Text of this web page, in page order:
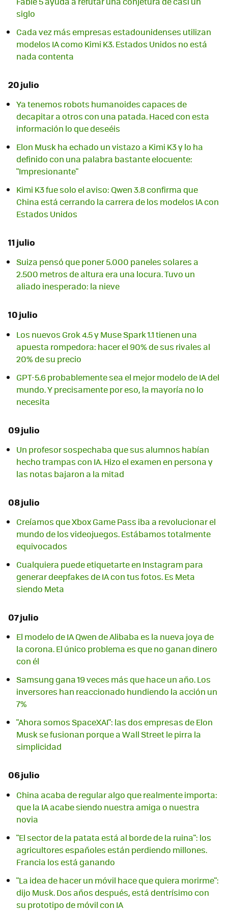
siglo
Cada vez más empresas estadounidenses utilizan
modelos IA como Kimi K3. Estados Unidos no está
nada contenta
20 julio
Ya tenemos robots humanoides capaces de
decapitar a otros con una patada. Haced con esta
información lo que deseéis
Elon Musk ha echado un vistazo a Kimi K3 y lo ha
definido con una palabra bastante elocuente:
"Impresionante"
Kimi K3 fue solo el aviso: Qwen 3.8 confirma que
China está cerrando la carrera de los modelos IA con
Estados Unidos
11 julio
Suiza pensó que poner 5.000 paneles solares a
2.500 metros de altura era una locura. Tuvo un
aliado inesperado: la nieve
10 julio
Los nuevos Grok 4.5 y Muse Spark 1.1 tienen una
apuesta rompedora: hacer el 90% de sus rivales al
20% de su precio
GPT-5.6 probablemente sea el mejor modelo de IA del
mundo. Y precisamente por eso, la mayoría no lo
necesita
09 julio
Un profesor sospechaba que sus alumnos habían
hecho trampas con IA. Hizo el examen en persona y
las notas bajaron a la mitad
08 julio
Creíamos que Xbox Game Pass iba a revolucionar el
mundo de los videojuegos. Estábamos totalmente
equivocados
Cualquiera puede etiquetarte en Instagram para
generar deepfakes de IA con tus fotos. Es Meta
siendo Meta
07 julio
El modelo de IA Qwen de Alibaba es la nueva joya de
la corona. El único problema es que no ganan dinero
con él
Samsung gana 19 veces más que hace un año. Los
inversores han reaccionado hundiendo la acción un
7%
"Ahora somos SpaceXAI": las dos empresas de Elon
Musk se fusionan porque a Wall Street le pirra la
simplicidad
06 julio
China acaba de regular algo que realmente importa:
que la IA acabe siendo nuestra amiga o nuestra
novia
"El sector de la patata está al borde de la ruina": los
agricultores españoles están perdiendo millones.
Francia los está ganando
"La idea de hacer un móvil hace que quiera morirme":
dijo Musk. Dos años después, está dentrísimo con
su prototipo de móvil con IA